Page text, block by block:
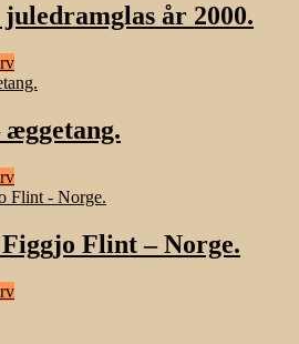
år 2000.
æggetang.
Flint – Norge.